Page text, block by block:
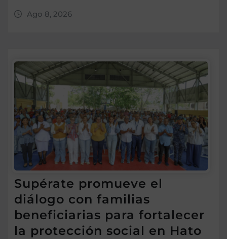
Ago 8, 2026
Supérate promueve el
diálogo con familias
beneficiarias para fortalecer
la protección social en Hato